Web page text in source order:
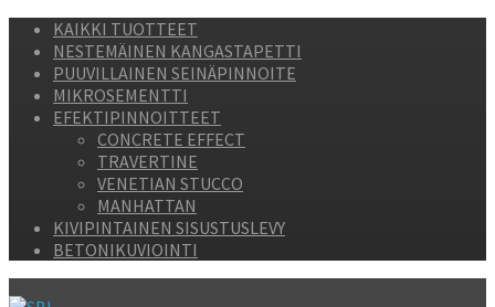
KAIKKI TUOTTEET
NESTEMÄINEN KANGASTAPETTI
PUUVILLAINEN SEINÄPINNOITE
MIKROSEMENTTI
EFEKTIPINNOITTEET
CONCRETE EFFECT
TRAVERTINE
VENETIAN STUCCO
MANHATTAN
KIVIPINTAINEN SISUSTUSLEVY
BETONIKUVIOINTI